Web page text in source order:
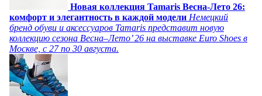
Новая коллекция Tamaris Весна-Лето 26:
комфорт и элегантность в каждой модели Немецкий
бренд обуви и аксессуаров Tamaris представит новую
коллекцию сезона Весна–Лето’ 26 на выставке Euro Shoes в
Москве, с 27 по 30 августа.